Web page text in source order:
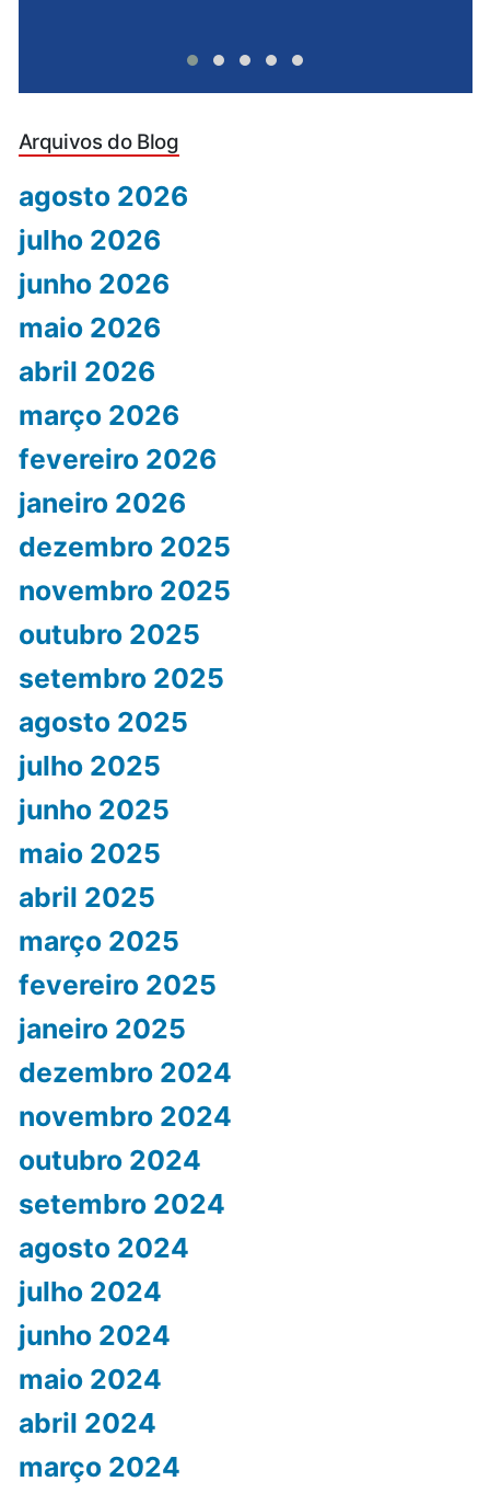
Arquivos do Blog
agosto 2026
julho 2026
junho 2026
maio 2026
abril 2026
março 2026
fevereiro 2026
janeiro 2026
dezembro 2025
novembro 2025
outubro 2025
setembro 2025
agosto 2025
julho 2025
junho 2025
maio 2025
abril 2025
março 2025
fevereiro 2025
janeiro 2025
dezembro 2024
novembro 2024
outubro 2024
setembro 2024
agosto 2024
julho 2024
junho 2024
maio 2024
abril 2024
março 2024